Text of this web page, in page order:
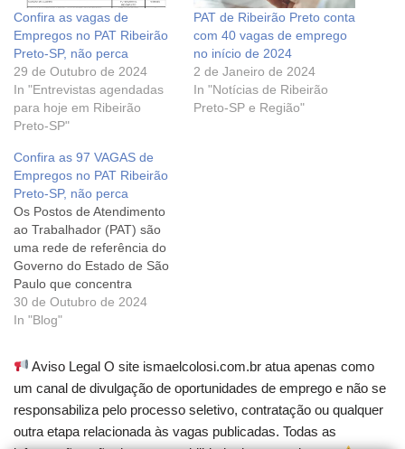
Confira as vagas de
Empregos no PAT Ribeirão
Preto-SP, não perca
29 de Outubro de 2024
In "Entrevistas agendadas
para hoje em Ribeirão
Preto-SP"
PAT de Ribeirão Preto conta
com 40 vagas de emprego
no início de 2024
2 de Janeiro de 2024
In "Notícias de Ribeirão
Preto-SP e Região"
Confira as 97 VAGAS de
Empregos no PAT Ribeirão
Preto-SP, não perca
Os Postos de Atendimento
ao Trabalhador (PAT) são
uma rede de referência do
Governo do Estado de São
Paulo que concentra
serviços gratuitos à
população, destinados à
informações e orientações
ao trabalhador e auxiliam
os empregadores na busca
de recursos humanos,
promovendo…
30 de Outubro de 2024
In "Blog"
Aviso Legal O site ismaelcolosi.com.br atua apenas como
um canal de divulgação de oportunidades de emprego e não se
responsabiliza pelo processo seletivo, contratação ou qualquer
outra etapa relacionada às vagas publicadas. Todas as